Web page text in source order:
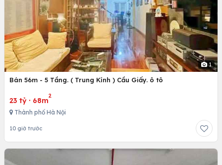
1
Bán 56m - 5 Tầng. ( Trung Kính ) Cầu Giấy. ô tô
23 tỷ · 68m
2
Thành phố Hà Nội
10 giờ trước